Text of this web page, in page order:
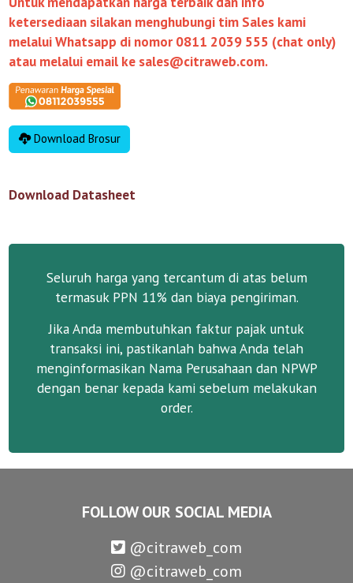
ketersediaan silakan menghubungi tim Sales kami
melalui Whatsapp di nomor 0811 2039 555 (chat only)
atau melalui email ke sales@citraweb.com.
Download Brosur
Download Datasheet
Seluruh harga yang tercantum di atas belum
termasuk PPN 11% dan biaya pengiriman.
Jika Anda membutuhkan faktur pajak untuk
transaksi ini, pastikanlah bahwa Anda telah
menginformasikan Nama Perusahaan dan NPWP
dengan benar kepada kami sebelum melakukan
order.
FOLLOW OUR SOCIAL MEDIA
@citraweb_com
@citraweb_com